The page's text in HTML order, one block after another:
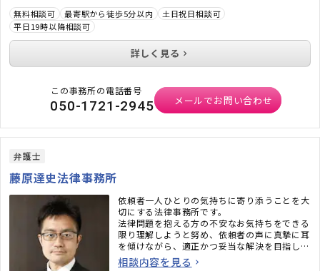
無料相談可 最寄駅から徒歩5分以内
土日祝日相談可
平日19時以降相談可
詳しく見る
この事務所の電話番号
050-1721-2945 メールでお問い合わせ
弁護士
藤原達史法律事務所
依頼者一人ひとりの気持ちに寄り添うことを大
切にする法律事務所です。
法律問題を抱える方の不安なお気持ちをできる
限り理解しようと努め、依頼者の声に真摯に耳
を傾けながら、適正かつ妥当な解決を目指して
1件1件の事案に取り組んでいます。
相談内容を見る